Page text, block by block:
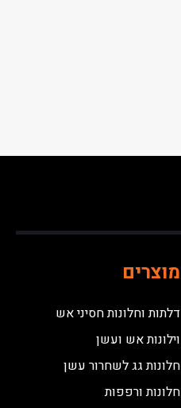
מוצרים
דלתות וחלונות חסיני אש
וילונות אש ועשן
חלונות גג לשחרור עשן
חלונות ורפפות